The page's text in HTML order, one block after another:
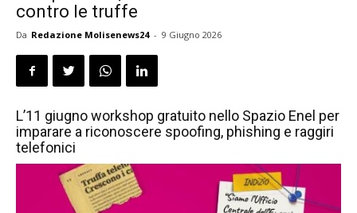
contro le truffe
Da Redazione Molisenews24 - 9 Giugno 2026
L’11 giugno workshop gratuito nello Spazio Enel per
imparare a riconoscere spoofing, phishing e raggiri
telefonici